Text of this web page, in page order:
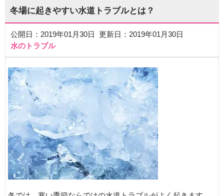
冬場に起きやすい水道トラブルとは？
公開日：2019年01月30日 更新日：2019年01月30日
水のトラブル